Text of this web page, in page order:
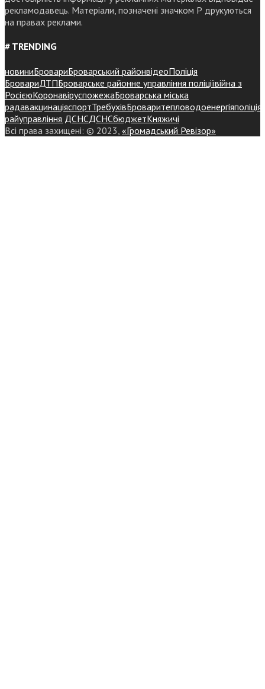
рекламодавець. Матеріали, позначені значком Р друкуються
на правах реклами.
# TRENDING
новиниБровариБроварський районвідеоПоліція
БровариДТПБроварське районне управління поліціївійна з
РосієюКоронавіруспожежаБроварська міська
радавакцинаціяспортТребухівБроваритепловодоенергіяполіція
райуправління ДСНСДСНСбюджетКняжичі
Всі права захищені: © 2023, «Громадський Ревізор»